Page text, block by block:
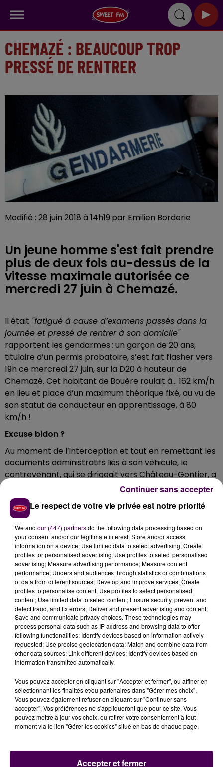
CHEMAZÉ : BEAUCOUP TROP
PRESSÉ DE RENTRER
Modifié : 28 juin 2018 à 14h19 par Emilien Borderie
Un jeune homme s'est fait prendre
plus de deux fois au-dessus de la
vitesse maximale autorisée ce
mercredi 27 juin à Chemazé.
Il était "fatigué à cause d’examens passés dans la
journée et pressé de rentrer à son domicile"
rapportent les gendarmes : un garçon de 20 ans,
titulaire d’un permis probatoire, s’est fait flasher vers
19h ce mercredi 27 juin, sur la D20 à hauteur de
Chemazé. Cet habitant de Bouère roulait à… 162 km/h
en lieu et place d’un maximum théorique fixé, au vu de
son statut de conducteur en apprentissage, à 80
km/h !
Excuse bidon ?
Au moment de l’interception et tout en remettant les
documents administratifs liés à son véhicule, le
contrevenant, qui se dirigeait vers Château-Gontier, a
donc sérieusement tenté d’expliquer aux militaires
qu’il avait simplement hâte de regagner son domicile :
"Il sera convoqué devant le tribunal de Laval pour
l'annulation de son permis probatoire"explique le
lieutenant Prieur, patron par intérim de l’EDSR de la
Mayenne.
À LA UNE
31 juillet 2026
Gagnez vos entrées à Terra Botanica !
Le respect de votre vie privée est notre priorité
We and our (447) partnersdo the following data processing based on
your consent and/or our legitimate interest: Store and/or access
information on a device; Use limited data to select advertising; Create
profiles for personalised advertising; Use profiles to select personalised
advertising; Measure advertising performance; Measure content
performance; Understand audiences through statistics or combinations
of data from different sources; Develop and improve services; Create
profiles to personalise content; Use profiles to select personalised
content; Use limited data to select content; Ensure security, prevent and
detect fraud, and fix errors; Deliver and present advertising and content;
Save and communicate privacy choices. These technologies may
process personal data such as IP address and browsing data to offer
following functionalities: Identify devices based on information actively
requested; Use precise geolocation data; Match and combine data from
other data sources; Link different devices; Identify devices based on
information transmitted automatically.
Vous pouvez accepter en cliquant sur "Accepter et fermer", ou affiner en
sélectionnant les finalités et/ou partenaires dans "Gérer mes choix".
Vous pouvez également refuser en cliquant sur "Continuer sans
accepter". Vos préférences ne s'appliqueront que pour ce site. Vous
pouvez mettre à jour vos choix, ou retirer votre consentement à tout
moment via le lien "Gérer les cookies" situé en bas de chaque page.
Accepter et fermer
Continuer sans accepter